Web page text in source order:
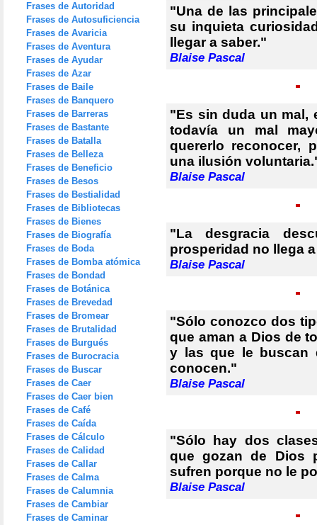
Frases de Autoridad
Frases de Autosuficiencia
Frases de Avaricia
Frases de Aventura
Frases de Ayudar
Frases de Azar
Frases de Baile
Frases de Banquero
Frases de Barreras
Frases de Bastante
Frases de Batalla
Frases de Belleza
Frases de Beneficio
Frases de Besos
Frases de Bestialidad
Frases de Bibliotecas
Frases de Bienes
Frases de Biografía
Frases de Boda
Frases de Bomba atómica
Frases de Bondad
Frases de Botánica
Frases de Brevedad
Frases de Bromear
Frases de Brutalidad
Frases de Burgués
Frases de Burocracia
Frases de Buscar
Frases de Caer
Frases de Caer bien
Frases de Café
Frases de Caída
Frases de Cálculo
Frases de Calidad
Frases de Callar
Frases de Calma
Frases de Calumnia
Frases de Cambiar
Frases de Caminar
"Una de las
su inquieta
llegar a saber."
Blaise Pascal
"Es sin duda un mal,
todavía un mal
quererlo reconocer,
una ilusión
Blaise Pascal
"La desgracia
prosperidad no llega
Blaise Pascal
"Sólo conozco dos
que aman a Dios de
y las que le buscan
conocen."
Blaise Pascal
"Sólo hay dos
que gozan de Dios
sufren porque no le
Blaise Pascal